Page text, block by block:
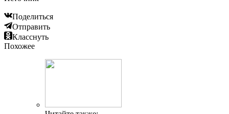
Поделиться
Отправить
Класснуть
Похожее